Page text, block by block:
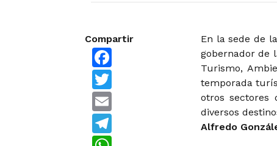
Compartir
En la sede de
gobernador de
Turismo,
temporada
otros sectores
diversos
Alfredo